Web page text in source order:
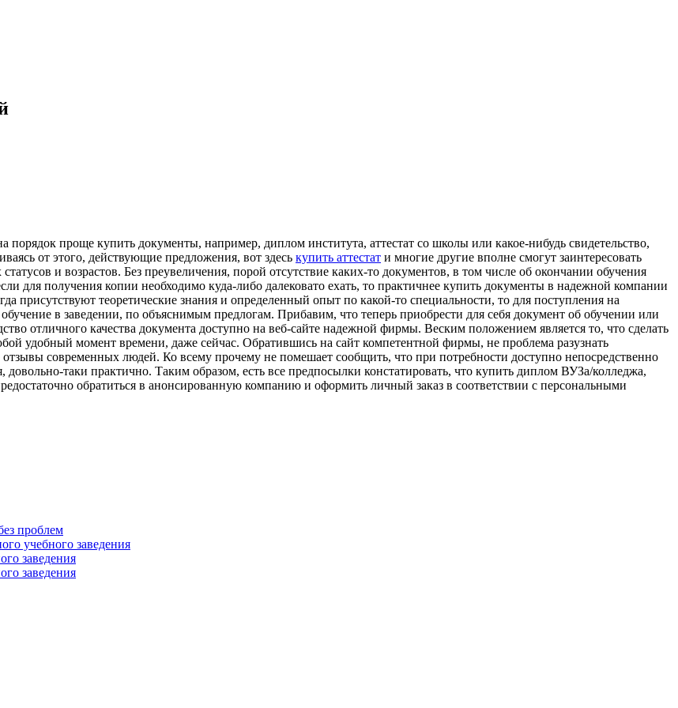
порядок проще купить документы, например, диплом института, аттестат со школы или какое-нибудь свидетельство,
от этого, действующие предложения, вот здесь купить аттестат и многие другие вполне смогут заинтересовать
и возрастов. Без преувеличения, порой отсутствие каких-то документов, в том числе об окончании обучения
для получения копии необходимо куда-либо далековато ехать, то практичнее купить документы в надежной компании
присутствуют теоретические знания и определенный опыт по какой-то специальности, то для поступления на
в заведении, по объяснимым предлогам. Прибавим, что теперь приобрести для себя документ об обучении или
отличного качества документа доступно на веб-сайте надежной фирмы. Веским положением является то, что сделать
удобный момент времени, даже сейчас. Обратившись на сайт компетентной фирмы, не проблема разузнать
современных людей. Ко всему прочему не помешает сообщить, что при потребности доступно непосредственно
довольно-таки практично. Таким образом, есть все предпосылки констатировать, что купить диплом ВУЗа/колледжа,
обратиться в анонсированную компанию и оформить личный заказ в соответствии с персональными
проблем
учебного заведения
заведения
заведения